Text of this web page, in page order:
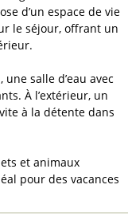
d’un espace de vie
le séjour, offrant un
salle d’eau avec
À l’extérieur, un
à la détente dans
et animaux
pour des vacances